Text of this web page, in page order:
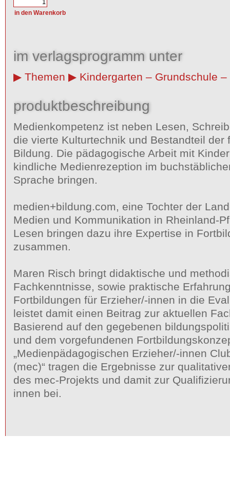
im verlagsprogramm unter
Themen Kindergarten – Grundschule –
produktbeschreibung
Medienkompetenz ist neben Lesen,
die vierte Kulturtechnik und Bestandteil der
Bildung. Die pädagogische Arbeit mit
kindliche Medienrezeption im
Sprache bringen.
medien+bildung.com, eine Tochter der
Medien und Kommunikation in Rheinland-
Lesen bringen dazu ihre Expertise in
zusammen.
Maren Risch bringt didaktische und
Fachkenntnisse, sowie praktische
Fortbildungen für Erzieher/-innen in die
leistet damit einen Beitrag zur aktuellen
Basierend auf den gegebenen
und dem vorgefundenen
„Medienpädagogischen Erzieher/-innen
(mec)“ tragen die Ergebnisse zur
des mec-Projekts und damit zur
innen bei.